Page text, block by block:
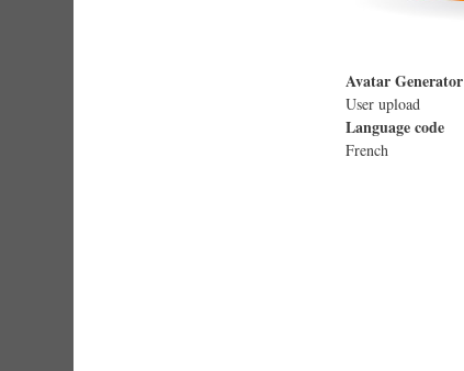
Avatar Generator
User upload
Language code
French